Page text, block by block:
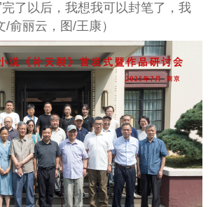
了以后，我想我可以封笔了，我
/俞丽云，图/王康）